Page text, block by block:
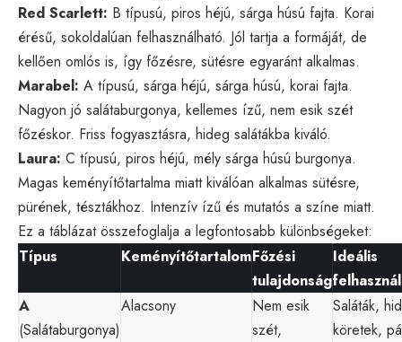
Red Scarlett: B típusú, piros héjú, sárga húsú fajta. Korai
érésű, sokoldalúan felhasználható. Jól tartja a formáját, de
kellően omlós is, így főzésre, sütésre egyaránt alkalmas.
Marabel: A típusú, sárga héjú, sárga húsú, korai fajta.
Nagyon jó salátaburgonya, kellemes ízű, nem esik szét
főzéskor. Friss fogyasztásra, hideg salátákba kiváló.
Laura: C típusú, piros héjú, mély sárga húsú burgonya.
Magas keményítőtartalma miatt kiválóan alkalmas sütésre,
pürének, tésztákhoz. Intenzív ízű és mutatós a színe miatt.
Ez a táblázat összefoglalja a legfontosabb különbségeket:
Típus
KeményítőtartalomFőzési
tulajdonság
Ideális
A
(Salátaburgonya)
Alacsony
Nem esik
szét,
Saláták,
köretek,